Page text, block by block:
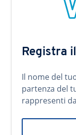
Registra
Il nome del
partenza del
rappresenti